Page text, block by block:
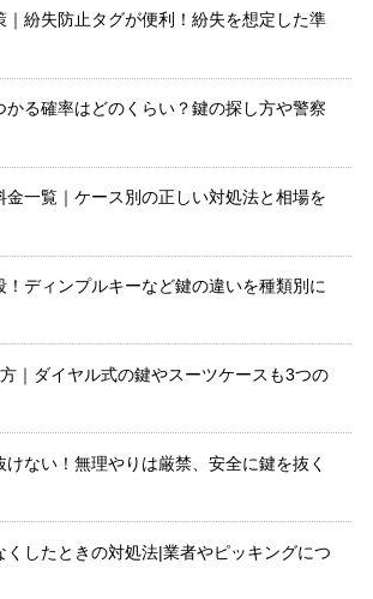
｜紛失防止タグが便利！紛失を想定した準
かる確率はどのくらい？鍵の探し方や警察
金一覧｜ケース別の正しい対処法と相場を
！ディンプルキーなど鍵の違いを種類別に
｜ダイヤル式の鍵やスーツケースも3つの
けない！無理やりは厳禁、安全に鍵を抜く
くしたときの対処法|業者やピッキングにつ